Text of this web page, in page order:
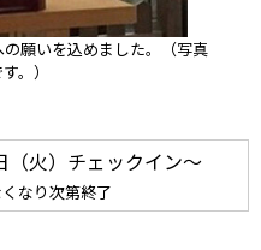
願いを込めました。（写真
。）
（火）チェックイン～
なり次第終了